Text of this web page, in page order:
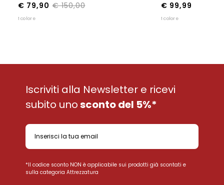
€ 150,00
€ 79,90
1 colore
€ 99,99
1 colore
Iscriviti alla Newsletter e ricevi
subito unosconto del 5%*
*Il codice sconto NON è applicabile sui prodotti già scontati e
sulla categoria Attrezzatura